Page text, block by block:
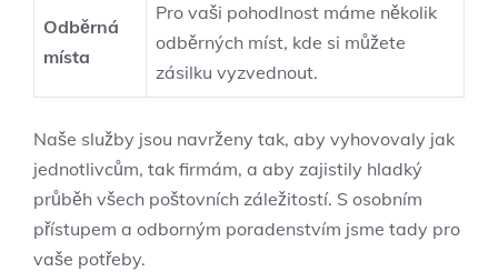
Odběrná
místa
Pro vaši pohodlnost máme několik
odběrných míst, kde si můžete
zásilku vyzvednout.
Naše služby jsou navrženy tak, aby vyhovovaly jak
jednotlivcům, tak firmám, a aby zajistily hladký
průběh všech poštovních záležitostí. S osobním
přístupem a odborným poradenstvím jsme tady pro
vaše potřeby.